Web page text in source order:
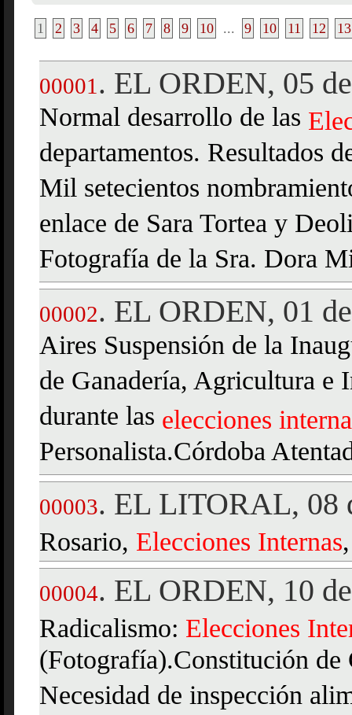
1 2 3 4 5 6 7 8 9 10 ... 9 10 11 12 13
00001 . EL ORDEN, 05
Normal desarrollo de las
departamentos. Resultados
Mil setecientos
enlace de Sara Tortea y
Fotografía de la Sra. Dora
00002. EL ORDEN, 01
Aires Suspensión de la
de Ganadería, Agricultura e
durante las elecciones
Personalista.Córdoba
00003. EL LITORAL, 08
Rosario, Elecciones Internas
00004. EL ORDEN, 10
Radicalismo: Elecciones
(Fotografía).Constitución de
Necesidad de inspección